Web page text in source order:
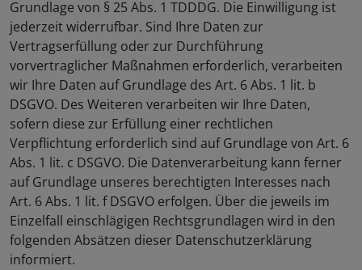
Grundlage von § 25 Abs. 1 TDDDG. Die Einwilligung ist
jederzeit widerrufbar. Sind Ihre Daten zur
Vertragserfüllung oder zur Durchführung
vorvertraglicher Maßnahmen erforderlich, verarbeiten
wir Ihre Daten auf Grundlage des Art. 6 Abs. 1 lit. b
DSGVO. Des Weiteren verarbeiten wir Ihre Daten,
sofern diese zur Erfüllung einer rechtlichen
Verpflichtung erforderlich sind auf Grundlage von Art. 6
Abs. 1 lit. c DSGVO. Die Datenverarbeitung kann ferner
auf Grundlage unseres berechtigten Interesses nach
Art. 6 Abs. 1 lit. f DSGVO erfolgen. Über die jeweils im
Einzelfall einschlägigen Rechtsgrundlagen wird in den
folgenden Absätzen dieser Datenschutzerklärung
informiert.